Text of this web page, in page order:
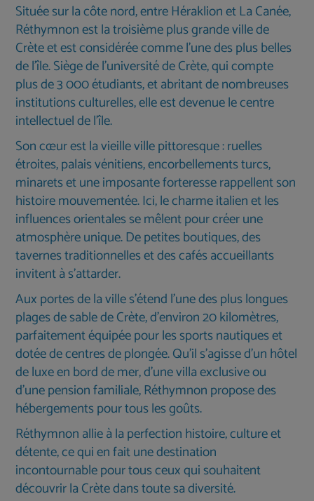
Située sur la côte nord, entre Héraklion et La Canée,
Réthymnon est la troisième plus grande ville de
Crète et est considérée comme l’une des plus belles
de l’île. Siège de l’université de Crète, qui compte
plus de 3 000 étudiants, et abritant de nombreuses
institutions culturelles, elle est devenue le centre
intellectuel de l’île.
Son cœur est la vieille ville pittoresque : ruelles
étroites, palais vénitiens, encorbellements turcs,
minarets et une imposante forteresse rappellent son
histoire mouvementée. Ici, le charme italien et les
influences orientales se mêlent pour créer une
atmosphère unique. De petites boutiques, des
tavernes traditionnelles et des cafés accueillants
invitent à s’attarder.
Aux portes de la ville s'étend l'une des plus longues
plages de sable de Crète, d'environ 20 kilomètres,
parfaitement équipée pour les sports nautiques et
dotée de centres de plongée. Qu'il s'agisse d'un hôtel
de luxe en bord de mer, d'une villa exclusive ou
d'une pension familiale, Réthymnon propose des
hébergements pour tous les goûts.
Réthymnon allie à la perfection histoire, culture et
détente, ce qui en fait une destination
incontournable pour tous ceux qui souhaitent
découvrir la Crète dans toute sa diversité.